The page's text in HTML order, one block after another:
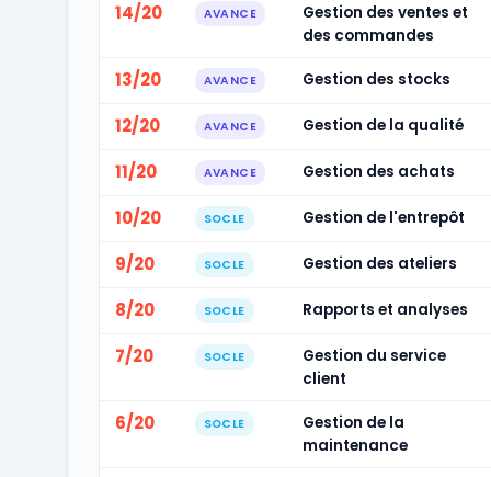
14/20 AVANCE
Gestion des ventes et
des commandes
13/20 AVANCE Gestion des stocks
12/20 AVANCE Gestion de la qualité
11/20 AVANCE Gestion des achats
10/20 SOCLE Gestion de l'entrepôt
9/20 SOCLE Gestion des ateliers
8/20 SOCLE Rapports et analyses
7/20 SOCLE
Gestion du service
client
6/20 SOCLE
Gestion de la
maintenance